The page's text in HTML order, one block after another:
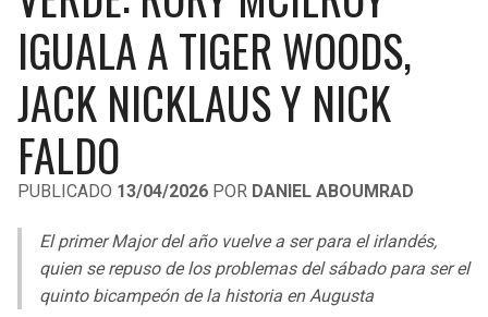
LIGA DE EXPANSIÓN MX
LEAGUES CUP
UEFA EUROPA LEAGUE
UEFA CONFERENCE LEAGUE
MLS
COPA LIBERTADORES
LIGA BETPLAY
OTRAS LIGAS
RAIDERS
CHARGERS
RAVENS
BROWNS
CAVALIERS
PISTONS
PACERS
HAWKS
IGUALA A TIGER WOODS,
JACK NICKLAUS Y NICK
FALDO
PUBLICADO 13/04/2026 POR DANIEL ABOUMRAD
El primer Major del año vuelve a ser para el irlandés,
quien se repuso de los problemas del sábado para ser el
quinto bicampeón de la historia en Augusta